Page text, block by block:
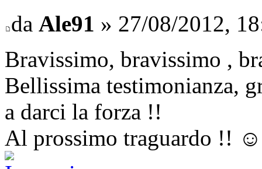
da Ale91 » 27/08/2012,
Bravissimo, bravissimo ,
Bellissima testimonianza,
a darci la forza !!
Al prossimo traguardo !! ☺